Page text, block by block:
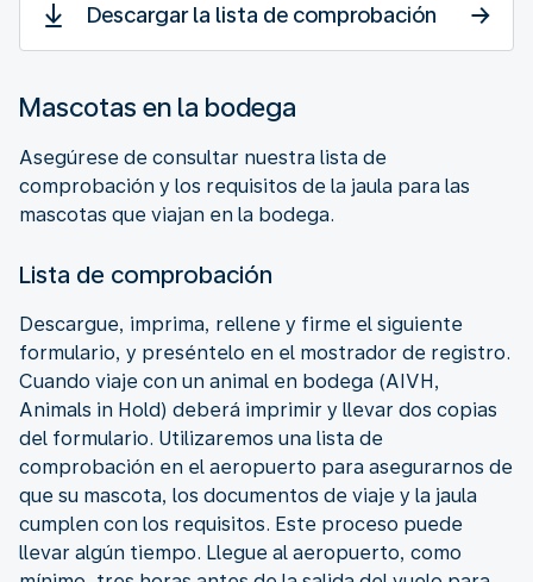
Descargar la lista de comprobación
Mascotas en la bodega
Asegúrese de consultar nuestra lista de
comprobación y los requisitos de la jaula para las
mascotas que viajan en la bodega.
Lista de comprobación
Descargue, imprima, rellene y firme el siguiente
formulario, y preséntelo en el mostrador de registro.
Cuando viaje con un animal en bodega (AIVH,
Animals in Hold) deberá imprimir y llevar dos copias
del formulario. Utilizaremos una lista de
comprobación en el aeropuerto para asegurarnos de
que su mascota, los documentos de viaje y la jaula
cumplen con los requisitos. Este proceso puede
llevar algún tiempo. Llegue al aeropuerto, como